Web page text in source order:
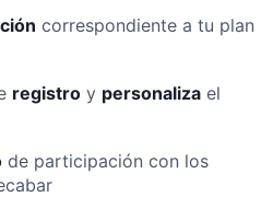
correspondiente a tu plan
registro y personaliza el
de participación con los